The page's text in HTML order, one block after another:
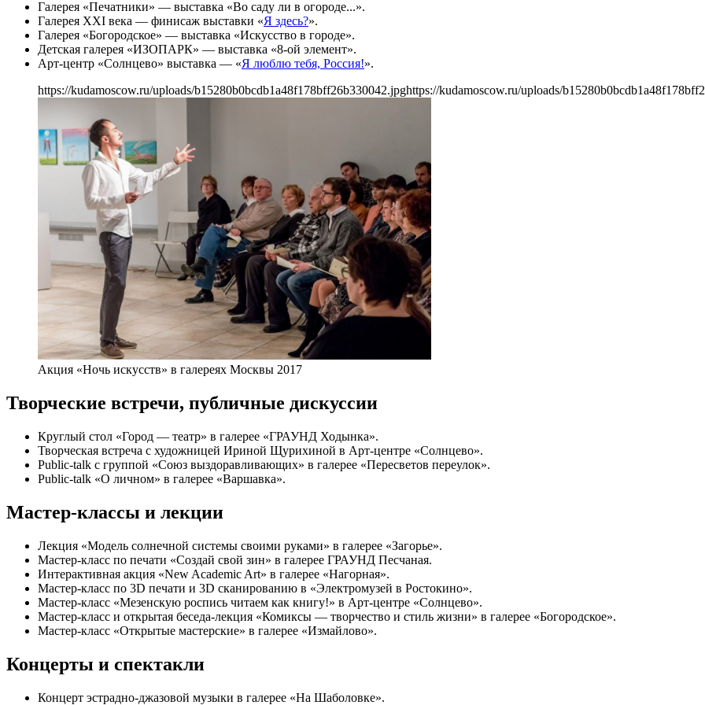
Галерея «Печатники» — выставка «Во саду ли в огороде...».
Галерея XXI века — финисаж выставки «Я здесь?».
Галерея «Богородское» — выставка «Искусство в городе».
Детская галерея «ИЗОПАРК» — выставка «8-ой элемент».
Арт-центр «Солнцево» выставка — «Я люблю тебя, Россия!».
https://kudamoscow.ru/uploads/b15280b0bcdb1a48f178bff26b330042.jpghttps://kudamoscow.ru/uploads/
Акция «Ночь искусств» в галереях Москвы 2017
Творческие встречи, публичные дискуссии
Круглый стол «Город — театр» в галерее «ГРАУНД Ходынка».
Творческая встреча с художницей Ириной Щурихиной в Арт-центре «Солнцево».
Public-talk с группой «Союз выздоравливающих» в галерее «Пересветов переулок».
Public-talk «О личном» в галерее «Варшавка».
Мастер-классы и лекции
Лекция «Модель солнечной системы своими руками» в галерее «Загорье».
Мастер-класс по печати «Создай свой зин» в галерее ГРАУНД Песчаная.
Интерактивная акция «New Academic Art» в галерее «Нагорная».
Мастер-класс по 3D печати и 3D сканированию в «Электромузей в Ростокино».
Мастер-класс «Мезенскую роспись читаем как книгу!» в Арт-центре «Солнцево».
Мастер-класс и открытая беседа-лекция «Комиксы — творчество и стиль жизни» в галерее «Богородское».
Мастер-класс «Открытые мастерские» в галерее «Измайлово».
Концерты и спектакли
Концерт эстрадно-джазовой музыки в галерее «На Шаболовке».